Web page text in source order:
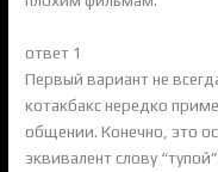
ответ 1
Первый вариант не
котакбакс нередко
общении. Конечно, это
эквивалент слову